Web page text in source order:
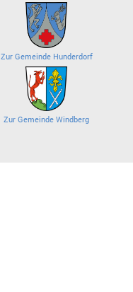
Zur Gemeinde Hunderdorf
Zur Gemeinde Windberg